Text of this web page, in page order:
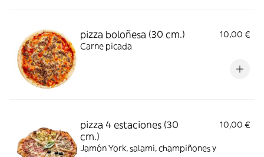
pizza boloñesa (30 cm.)
10,00 €
Carne picada
pizza 4 estaciones (30
cm.)
10,00 €
Jamón York, salami, champiñones y